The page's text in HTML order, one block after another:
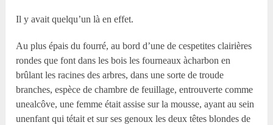
Il y avait quelqu’un là en effet.
Au plus épais du fourré, au bord d’une de cespetites clairières
rondes que font dans les bois les fourneaux àcharbon en
brûlant les racines des arbres, dans une sorte de troude
branches, espèce de chambre de feuillage, entrouverte comme
unealcôve, une femme était assise sur la mousse, ayant au sein
unenfant qui tétait et sur ses genoux les deux têtes blondes de